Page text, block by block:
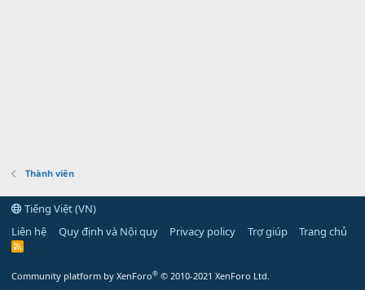
Thành viên
Tiếng Việt (VN)
Liên hệ
Quy định và Nội quy Privacy policy Trợ giúp Trang chủ
R
Community platform by XenForo® © 2010-2021 XenForo Ltd.